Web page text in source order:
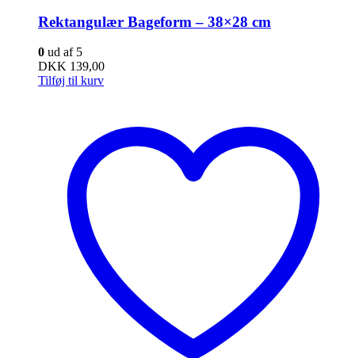
Rektangulær Bageform – 38×28 cm
0 ud af 5
DKK 139,00
Tilføj til kurv